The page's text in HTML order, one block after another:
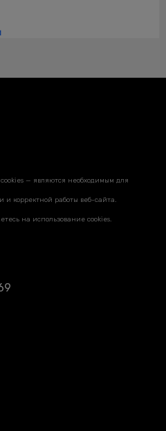
— являются необходимым для
и корректной работы веб-сайта.
на использование cookies.